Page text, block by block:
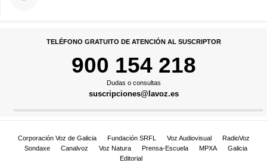
TELÉFONO GRATUITO DE ATENCIÓN AL SUSCRIPTOR
900 154 218
Dudas o consultas
suscripciones@lavoz.es
Corporación Voz de Galicia Fundación SRFL Voz Audiovisual
RadioVoz
Sondaxe
Canalvoz Voz Natura Prensa-Escuela MPXA
Galicia
Editorial